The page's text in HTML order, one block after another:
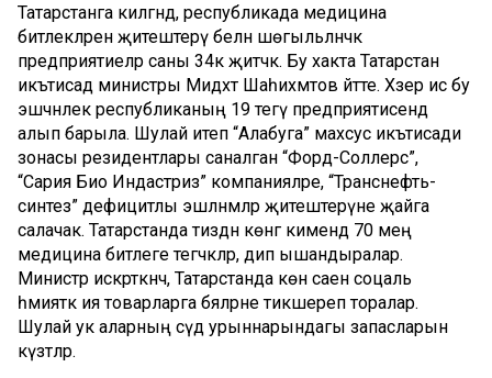
Татарстанга килгәндә, республикада медицина
битлекләрен җитештерү белән шөгыльләнәчәк
предприятиеләр саны 34кә җитәчәк. Бу хакта Татарстан
икътисад министры Мидхәт Шаһиәхмәтов әйтте. Хәзер исә бу
эшчәнлек республиканың 19 тегү предприятисендә
алып барыла. Шулай итеп “Алабуга” махсус икътисади
зонасы резидентлары саналган “Форд-Соллерс”,
“Сария Био Индастриз” компанияләре, “Транснефть-
синтез” дефицитлы эшләнмәләр җитештерүне җайга
салачак. Татарстанда тиздән көнгә кимендә 70 мең
медицина битлеге тегәчәкләр, дип ышандыралар.
Министр искәрткәнчә, Татарстанда көн саен соцаль
әһәмияткә ия товарларга бәяләрне тикшереп торалар.
Шулай ук аларның сәүдә урыннарындагы запасларын
күзәтәләр.